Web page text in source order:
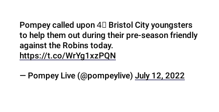
Pompey called upon 4⃣ Bristol City youngsters
to help them out during their pre-season friendly
against the Robins today.
https://t.co/WrYg1xzPQN
— Pompey Live (@pompeylive) July 12, 2022